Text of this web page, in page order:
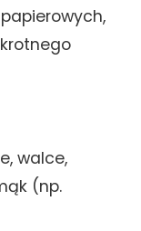
walce,
(np.